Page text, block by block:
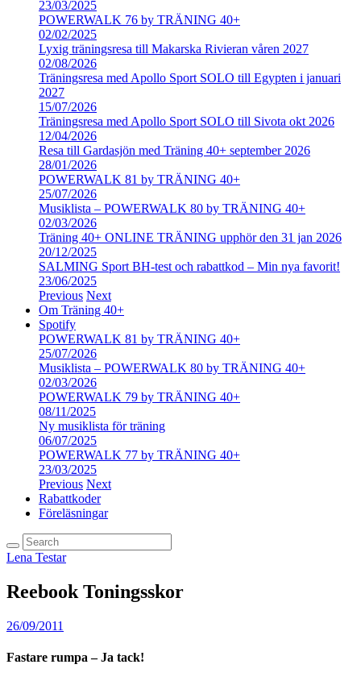
23/03/2025
POWERWALK 76 by TRÄNING 40+
02/02/2025
Lyxig träningsresa till Makarska Rivieran våren 2027
02/08/2026
Träningsresa med Apollo Sport SOLO till Egypten i januari
2027
15/07/2026
Träningsresa med Apollo Sport SOLO till Sivota okt 2026
12/04/2026
Resa till Gardasjön med Träning 40+ september 2026
28/01/2026
POWERWALK 81 by TRÄNING 40+
25/07/2026
Musiklista – POWERWALK 80 by TRÄNING 40+
02/03/2026
Träning 40+ ONLINE TRÄNING upphör den 31 jan 2026
20/12/2025
SALMING Sport BH-test och rabattkod – Min nya favorit!
23/06/2025
Previous Next
Om Träning 40+
Spotify
POWERWALK 81 by TRÄNING 40+
25/07/2026
Musiklista – POWERWALK 80 by TRÄNING 40+
02/03/2026
POWERWALK 79 by TRÄNING 40+
08/11/2025
Ny musiklista för träning
06/07/2025
POWERWALK 77 by TRÄNING 40+
23/03/2025
Previous Next
Rabattkoder
Föreläsningar
Lena Testar
Reebook Toningsskor
26/09/2011
Fastare rumpa – Ja tack!